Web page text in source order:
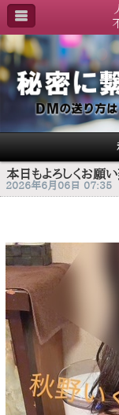
本日もよろしくお願
2026年6月06日 07:35